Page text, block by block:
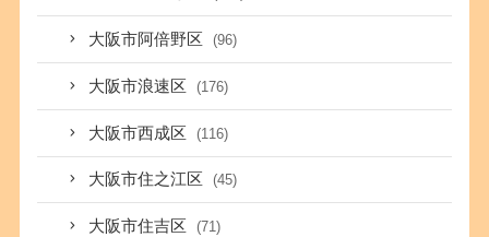
大阪市阿倍野区 (96)
大阪市浪速区 (176)
大阪市西成区 (116)
大阪市住之江区 (45)
大阪市住吉区 (71)